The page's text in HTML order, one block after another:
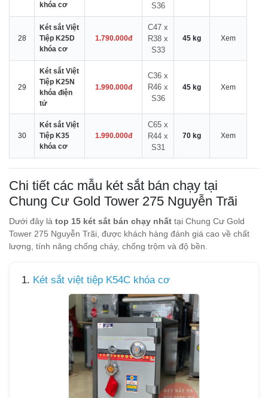
khóa cơ
S36
28
Két sắt Việt
Tiệp K25D
khóa cơ
1.790.000đ
C47 x
R38 x
S33
45 kg Xem
29
Két sắt Việt
Tiệp K25N
khóa điện
tử
1.990.000đ
C36 x
R46 x
S36
45 kg Xem
30
Két sắt Việt
Tiệp K35
khóa cơ
1.990.000đ
C65 x
R44 x
S31
70 kg Xem
Chi tiết các mẫu két sắt bán chạy tại
Chung Cư Gold Tower 275 Nguyễn Trãi
Dưới đây là top 15 két sắt bán chạy nhất tại Chung Cư Gold
Tower 275 Nguyễn Trãi, được khách hàng đánh giá cao về chất
lượng, tính năng chống cháy, chống trộm và độ bền.
1. Két sắt việt tiệp K54C khóa cơ